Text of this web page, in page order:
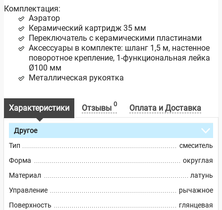
Комплектация:
Аэратор
Керамический картридж 35 мм
Переключатель с керамическими пластинами
Аксессуары в комплекте: шланг 1,5 м, настенное
поворотное крепление, 1-функциональная лейка
Ø100 мм
Металлическая рукоятка
Характеристики Отзывы 0 Оплата и Доставка
Другое
Тип
смеситель
Форма
округлая
Материал
латунь
Управление
рычажное
Поверхность
глянцевая